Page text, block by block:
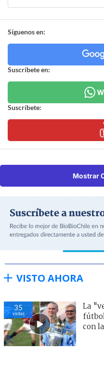
Síguenos en:
Suscríbete en:
Suscríbete:
Mostrar
VISTO AHORA
35
visitas
La
con